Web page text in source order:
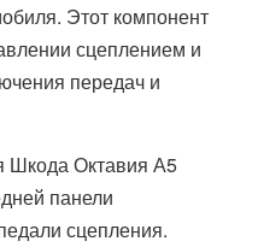
Этот компонент
сцеплением и
передач и
Шкода Октавия А5
панели
сцепления.